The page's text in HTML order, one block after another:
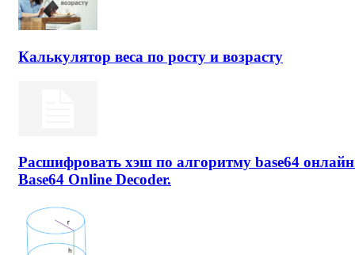
Калькулятор веса по росту и возрасту
Расшифровать хэш по алгоритму base64
Base64 Online Decoder.